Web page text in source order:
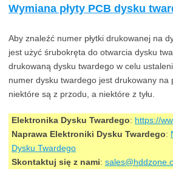
Wymiana płyty PCB dysku
Aby znaleźć numer płytki drukowanej na
jest użyć śrubokręta do otwarcia dysku
drukowaną dysku twardego w celu
numer dysku twardego jest drukowany na
niektóre są z przodu, a niektóre z tyłu.
Elektronika Dysku Twardego: https://
Naprawa Elektroniki Dysku Twardego:
Dysku Twardego
Skontaktuj się z nami: